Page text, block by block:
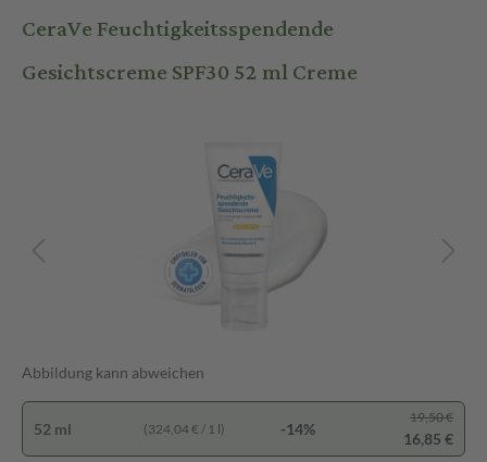
CeraVe Feuchtigkeitsspendende
Gesichtscreme SPF30 52 ml Creme
Abbildung kann abweichen
52 ml (324,04 € / 1 l) -14%
19,50 €
16,85 €